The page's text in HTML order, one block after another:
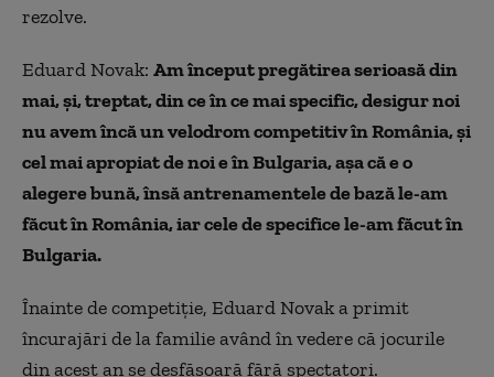
rezolve.
Eduard Novak: Am început pregătirea serioasă din
mai, și, treptat, din ce în ce mai specific, desigur noi
nu avem încă un velodrom competitiv în România, și
cel mai apropiat de noi e în Bulgaria, așa că e o
alegere bună, însă antrenamentele de bază le-am
făcut în România, iar cele de specifice le-am făcut în
Bulgaria.
Înainte de competiţie, Eduard Novak a primit
încurajări de la familie având în vedere că jocurile
din acest an se desfăşoară fără spectatori.